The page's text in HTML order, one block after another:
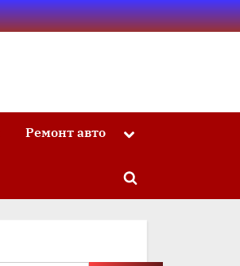
Ремонт авто Toggle
Toggle